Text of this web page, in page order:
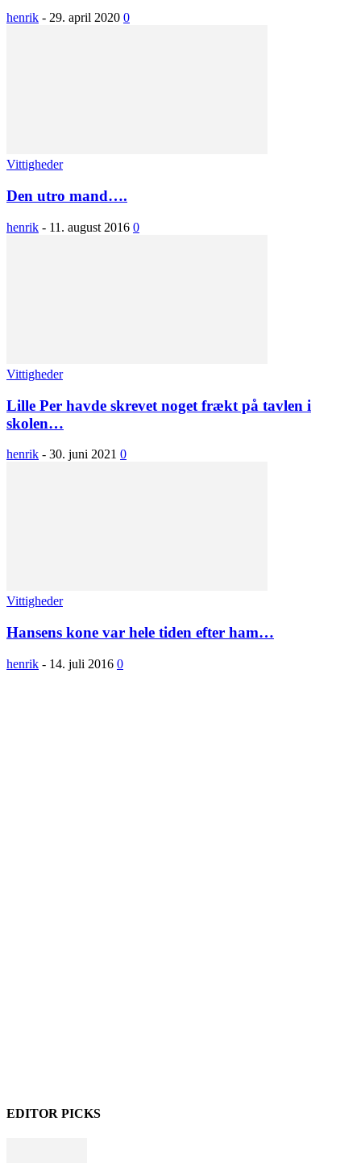
henrik - 29. april 2020 0
Vittigheder
Den utro mand….
henrik - 11. august 2016 0
Vittigheder
Lille Per havde skrevet noget frækt på tavlen i
skolen…
henrik - 30. juni 2021 0
Vittigheder
Hansens kone var hele tiden efter ham…
henrik - 14. juli 2016 0
EDITOR PICKS